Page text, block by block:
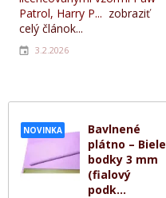
NOVINKA
Bavlnené
plátno – Biele
bodky 3 mm
(fialový
podk...
Patrol, Harry P... zobraziť
celý článok...
3.2.2026